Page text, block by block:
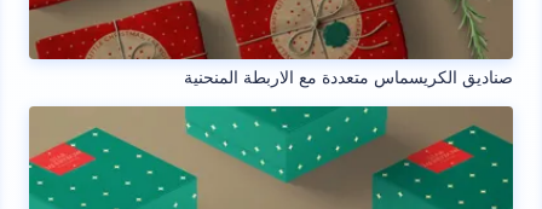
صناديق الكريسماس متعددة مع الاربطة المنحنية